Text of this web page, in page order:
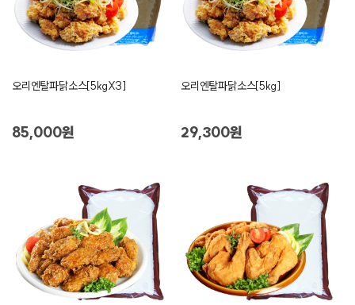
오리엔탈파닭소스[5kgX3]
85,000원
오리엔탈파닭소스[5kg]
29,300원